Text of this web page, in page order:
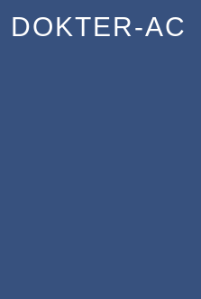
DOKTER-AC